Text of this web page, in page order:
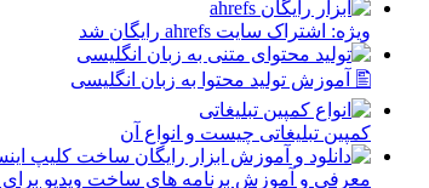
ویژه: اشتراک سایت ahrefs رایگان شد
🖺 آموزش تولید محتوا به زبان انگلیسی
کمپین تبلیغاتی چیست و انواع آن
معرفی و آموزش برنامه های ساخت ویدیو برای